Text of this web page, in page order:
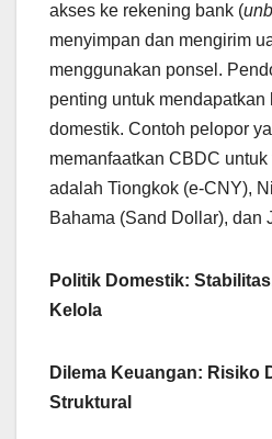
akses ke rekening bank (
menyimpan dan mengirim
menggunakan ponsel.
penting untuk
domestik. Contoh pelopor
memanfaatkan CBDC
adalah Tiongkok (e-CNY),
Bahama (Sand Dollar), dan
Politik Domestik:
Kelola
Dilema Keuangan: Risiko
Struktural